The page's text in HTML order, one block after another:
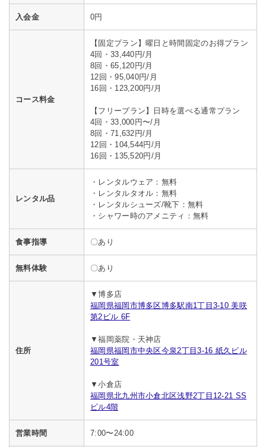
入会金 0円
コース料金
【固定プラン】曜日と時間固定のお得プラン
4回・33,440円/月
8回・65,120円/月
12回・95,040円/月
16回・123,200円/月
【フリープラン】日時を選べる通常プラン
4回・33,000円〜/月
8回・71,632円/月
12回・104,544円/月
16回・135,520円/月
レンタル品
・レンタルウェア：無料
・レンタルタオル：無料
・レンタルシューズ/靴下：無料
・シャワー時のアメニティ：無料
食事指導 〇あり
無料体験 〇あり
住所
▼博多店
福岡県福岡市博多区博多駅南1丁目3-10 美咲
第2ビル 6F
▼福岡薬院・天神店
福岡県福岡市中央区今泉2丁目3-16 紙久ビル
201号室
▼小倉店
福岡県北九州市小倉北区浅野2丁目12-21 SS
ビル4階
営業時間 7:00〜24:00